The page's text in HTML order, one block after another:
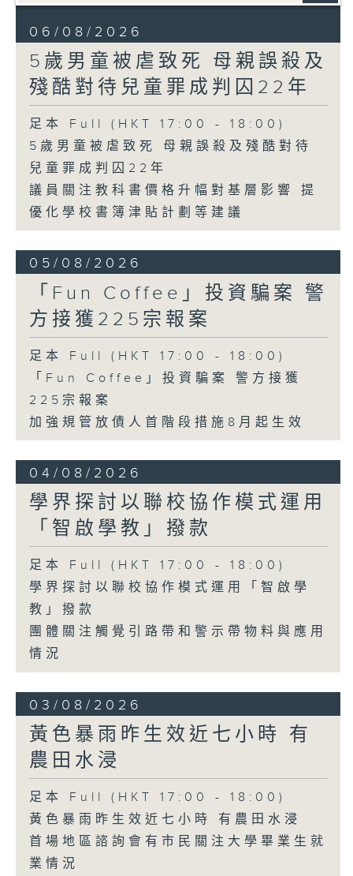
06/08/2026
5歲男童被虐致死 母親誤殺及
殘酷對待兒童罪成判囚22年
足本 Full (HKT 17:00 - 18:00)
5歲男童被虐致死 母親誤殺及殘酷對待
兒童罪成判囚22年
議員關注教科書價格升幅對基層影響 提
優化學校書簿津貼計劃等建議
05/08/2026
「Fun Coffee」投資騙案 警
方接獲225宗報案
足本 Full (HKT 17:00 - 18:00)
「Fun Coffee」投資騙案 警方接獲
225宗報案
加強規管放債人首階段措施8月起生效
04/08/2026
學界探討以聯校協作模式運用
「智啟學教」撥款
足本 Full (HKT 17:00 - 18:00)
學界探討以聯校協作模式運用「智啟學
教」撥款
團體關注觸覺引路帶和警示帶物料與應用
情況
03/08/2026
黃色暴雨昨生效近七小時 有
農田水浸
足本 Full (HKT 17:00 - 18:00)
黃色暴雨昨生效近七小時 有農田水浸
首場地區諮詢會有市民關注大學畢業生就
業情況